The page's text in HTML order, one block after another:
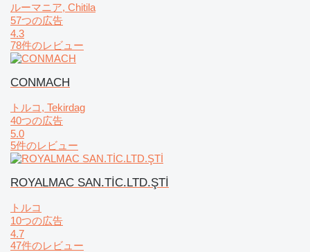
ルーマニア, Chitila
57つの広告
4.3
78件のレビュー
CONMACH
トルコ, Tekirdag
40つの広告
5.0
5件のレビュー
ROYALMAC SAN.TİC.LTD.ŞTİ
トルコ
10つの広告
4.7
47件のレビュー